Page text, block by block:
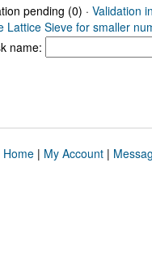
pending (0) · Validation
Lattice Sieve for smaller
name:
Home| My Account|